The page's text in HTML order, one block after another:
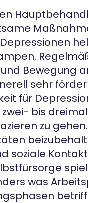
Bewegung
sehr
für
bis
zu
soziale
was